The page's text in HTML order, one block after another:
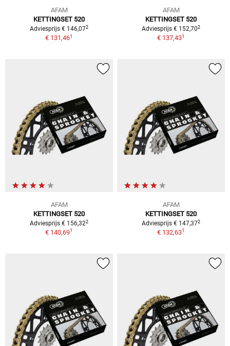
AFAM
KETTINGSET 520
Adviesprijs € 146,072
€ 131,461
AFAM
KETTINGSET 520
Adviesprijs € 152,702
€ 137,431
AFAM
KETTINGSET 520
Adviesprijs € 156,322
€ 140,691
AFAM
KETTINGSET 520
Adviesprijs € 147,372
€ 132,631